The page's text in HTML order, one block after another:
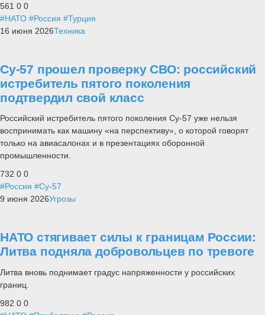
561 0 0
#НАТО #Россия #Турция
16 июня 2026Техника
Су-57 прошел проверку СВО: российский
истребитель пятого поколения
подтвердил свой класс
Российский истребитель пятого поколения Су-57 уже нельзя
воспринимать как машину «на перспективу», о которой говорят
только на авиасалонах и в презентациях оборонной
промышленности.
732 0 0
#Россия #Су-57
9 июня 2026Угрозы
НАТО стягивает силы к границам России:
Литва подняла добровольцев по тревоге
Литва вновь поднимает градус напряженности у российских
границ.
982 0 0